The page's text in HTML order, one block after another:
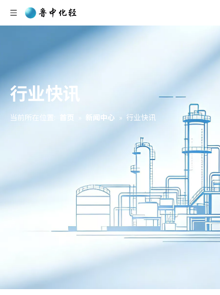
行业快讯
当前所在位置: 首页 新闻中心 » 行业快讯